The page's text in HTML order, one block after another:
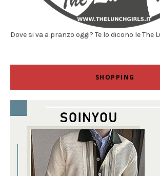
Dove si va a pranzo oggi? Te lo dicono le The
SHOPPING